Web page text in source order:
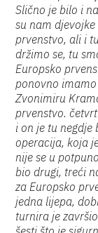
Slično je bilo i
su nam
prvenstvo, ali i
držimo se, tu
Europsko
ponovno
Zvonimiru
prvenstvo.
i on je tu negdje
operacija, koja
nije se u
bio drugi, treći
za Europsko
jedna lijepa,
turnira je